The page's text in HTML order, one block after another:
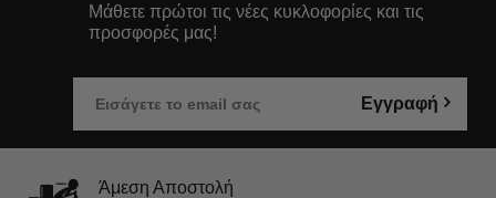
Μάθετε πρώτοι τις νέες κυκλοφορίες και τις
προσφορές μας!
Εγγραφή
Άμεση Αποστολή